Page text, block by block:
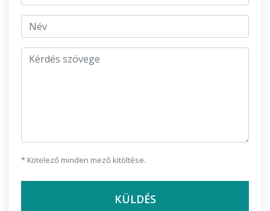
jmeno
Kérdés szövege
* Kötelező minden mező kitöltése.
KÜLDÉS